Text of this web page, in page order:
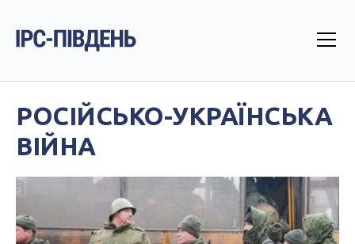
РОСІЙСЬКО-УКРАЇНСЬКА
ВІЙНА